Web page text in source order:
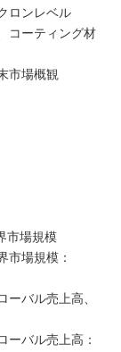
ロンレベル
ーティング材
市場概観
市場規模
市場規模：
ーバル売上高、
ーバル売上高：